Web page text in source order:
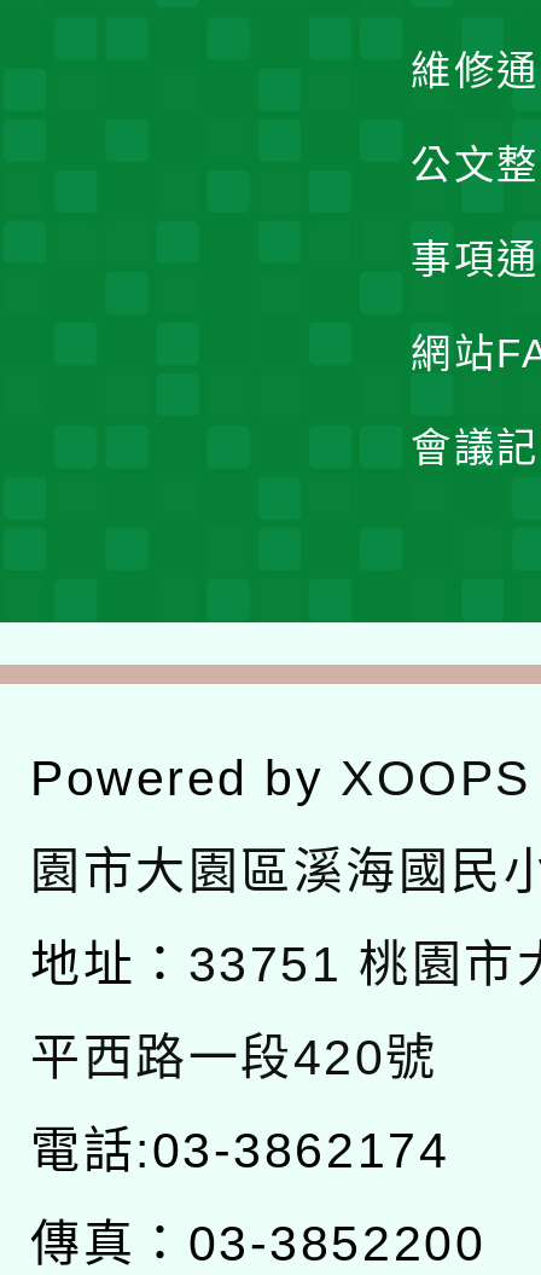
維修
公文
事項
網站
會議
Powered by XOOPS
園市大園區溪海國民
地址： 33751 桃園市
平西路一段420號
電話:03-3862174
傳真：03-3852200